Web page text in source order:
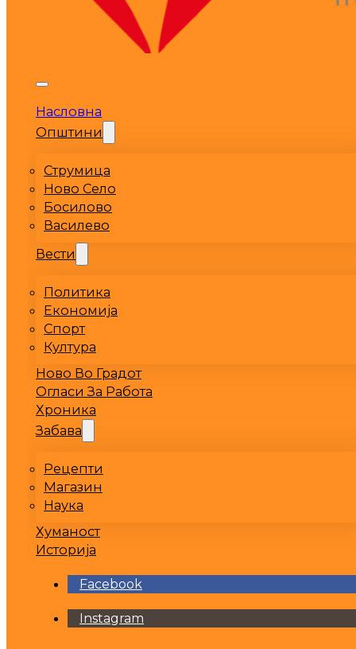
Насловна
Општини
Струмица
Ново Село
Босилово
Василево
Вести
Политика
Економија
Спорт
Култура
Ново Во Градот
Огласи За Работа
Хроника
Забава
Рецепти
Магазин
Наука
Хуманост
Историја
Facebook
Instagram